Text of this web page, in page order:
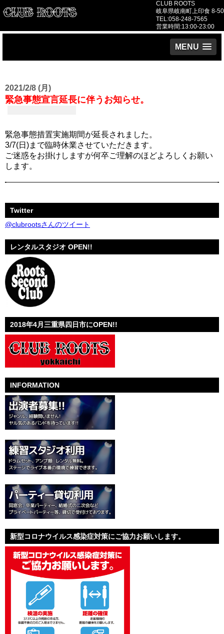
CLUB ROOTS
岐阜県岐南町上印食 8-50
TEL:058-248-7565
営業時間:13:00-23:00
MENU
2021/2/8 (月)
緊急事態宣言延長に伴うお知らせ。
緊急事態措置実施期間が延長されました。
3/7(日)まで臨時休業させていただきます。
ご迷惑をお掛けしますが何卒ご理解のほどよろしくお願い
します。
Twitter
@clubrootsさんのツイート
レンタルスタジオ OPEN!!
2018年4月三重県四日市にOPEN!!
INFORMATION
新型コロナウイルス感染症対策にご協力お願いします。